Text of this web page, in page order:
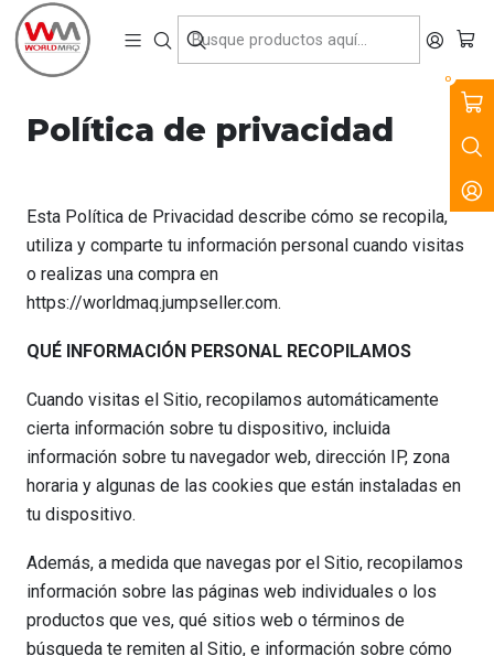
0
VENTA, ARRIENDO Y SERVICIO DE MAQUINARIA PARA LA
CONSTRUCCIÓN, MINERÍA E INDUSTRIA.
Inicio Política de privacidad
Política de privacidad
Esta Política de Privacidad describe cómo se recopila,
utiliza y comparte tu información personal cuando visitas
o realizas una compra en
https://worldmaq.jumpseller.com.
QUÉ INFORMACIÓN PERSONAL RECOPILAMOS
Cuando visitas el Sitio, recopilamos automáticamente
cierta información sobre tu dispositivo, incluida
información sobre tu navegador web, dirección IP, zona
horaria y algunas de las cookies que están instaladas en
tu dispositivo.
Además, a medida que navegas por el Sitio, recopilamos
información sobre las páginas web individuales o los
productos que ves, qué sitios web o términos de
búsqueda te remiten al Sitio, e información sobre cómo